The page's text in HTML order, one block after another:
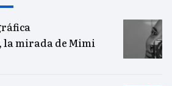
la mirada de Mimi